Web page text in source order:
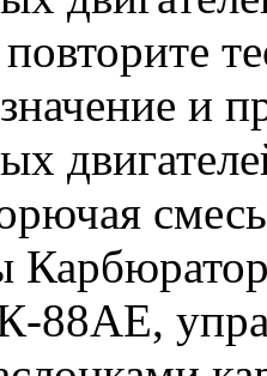
и
88АЕ,